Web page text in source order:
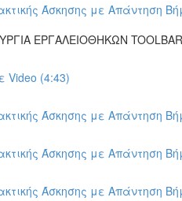
Άσκησης με Απάντηση
ΕΡΓΑΛΕΙΟΘΗΚΩΝ
Video (4:43)
Άσκησης με Απάντηση
Άσκησης με Απάντηση
Άσκησης με Απάντηση